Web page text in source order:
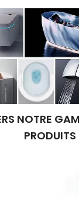
NOTRE
PRODUITS